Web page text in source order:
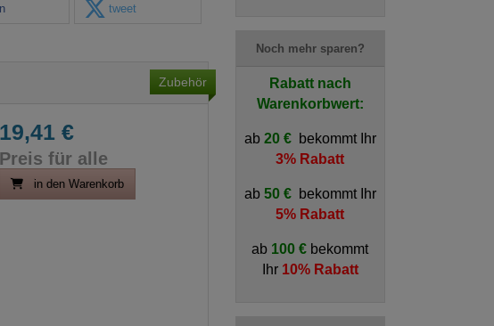
tweet
Zubehör
19,41 €
Preis für alle
in den Warenkorb
Noch mehr sparen?
Rabatt nach
Warenkorbwert:
ab20 € bekommt Ihr
3% Rabatt
ab50 € bekommt Ihr
5% Rabatt
ab 100 € bekommt
Ihr 10% Rabatt